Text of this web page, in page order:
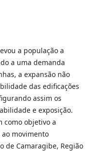
a população a
a uma demanda
a expansão não
das edificações
assim os
e exposição.
como objetivo a
movimento
de Camaragibe, Região